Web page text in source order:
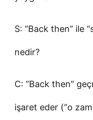
S: “Back then” ile
nedir?
C: “Back then”
işaret eder (“o